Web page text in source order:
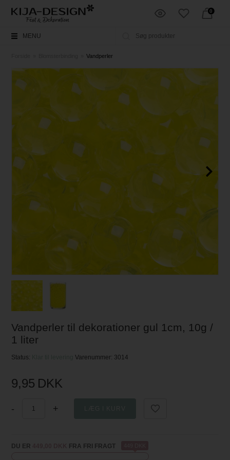
0
MENU
Vandperler
Vandperler til dekorationer gul 1cm, 10g /
1 liter
Status: Klar til leveringVarenummer: 3014
9,95 DKK
- +
DU ER FRA FRI FRAGT